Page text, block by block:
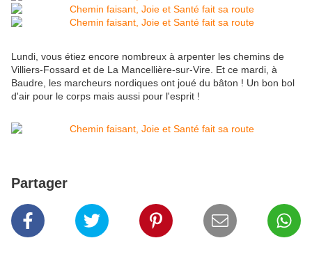
Lundi, vous étiez encore nombreux à arpenter les chemins de
Villiers-Fossard et de La Mancellière-sur-Vire. Et ce mardi, à
Baudre, les marcheurs nordiques ont joué du bâton ! Un bon bol
d'air pour le corps mais aussi pour l'esprit !
Partager